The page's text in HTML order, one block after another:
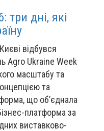
три дні, які
відбувся
Agro Ukraine Week
масштабу та
та
що об’єднала
платформа за
виставково-